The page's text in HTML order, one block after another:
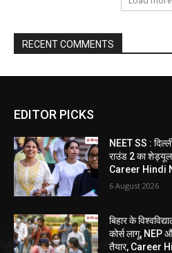
RECENT COMMENTS
EDITOR PICKS
NEET SS :
राउंड 2 का
Career Hindi
6 August 2026
बिहार के
कोर्स लागू, NEP
तैयार, Career